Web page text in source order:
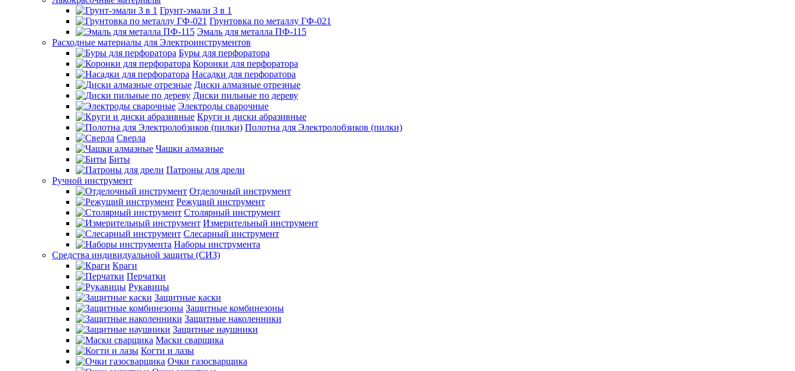
Грунт-эмали 3 в 1
Грунтовка по металлу ГФ-021
Эмаль для металла ПФ-115
Расходные материалы для Электроинструментов
Буры для перфоратора
Коронки для перфоратора
Насадки для перфоратора
Диски алмазные отрезные
Диски пильные по дереву
Электроды сварочные
Круги и диски абразивные
Полотна для Электролобзиков (пилки)
Сверла
Чашки алмазные
Биты
Патроны для дрели
Ручной инструмент
Отделочный инструмент
Режущий инструмент
Столярный инструмент
Измерительный инструмент
Слесарный инструмент
Наборы инструмента
Средства индивидуальной защиты (СИЗ)
Краги
Перчатки
Рукавицы
Защитные каски
Защитные комбинезоны
Защитные наколенники
Защитные наушники
Маски сварщика
Когти и лазы
Очки газосварщика